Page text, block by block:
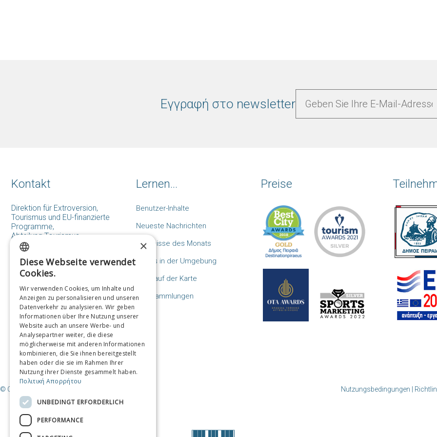
Εγγραφή στο newsletter
Kontakt
Direktion für Extroversion,
Tourismus und EU-finanzierte
Programme,
Abteilung Tourismus,
Makras Stoas 15, 18531,
Peiraias
Tel: 214.405.3453-4-5
tourismos@piraeus.gov.gr
Kontaktformular
Lernen...
Benutzer-Inhalte
Neueste Nachrichten
Ereignisse des Monats
Hotels in der Umgebung
Ziele auf der Karte
Fotosammlungen
FAQs
Preise
© Copyright Reiseziel Piräus / Gemeinde Piräus Nutzungsbedingungen |
GREEK
FRENCH
ITALIAN
GERMAN
SPANISH
CHINESE (SIMPLIFIED)
CHINESE
×
Diese Webseite verwendet
Cookies.
Wir verwenden Cookies, um Inhalte und
Anzeigen zu personalisieren und unseren
Datenverkehr zu analysieren. Wir geben
Informationen über Ihre Nutzung unserer
Website auch an unsere Werbe- und
Analysepartner weiter, die diese
möglicherweise mit anderen Informationen
kombinieren, die Sie ihnen bereitgestellt
haben oder die sie im Rahmen Ihrer
Nutzung ihrer Dienste gesammelt haben.
Πολιτική Απορρήτου
UNBEDINGT ERFORDERLICH
PERFORMANCE